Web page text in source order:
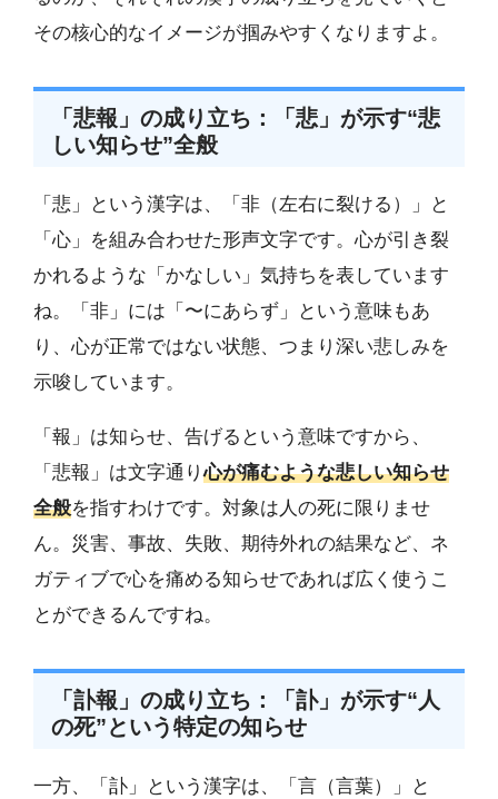
その核心的なイメージが掴みやすくなりますよ。
「悲報」の成り立ち：「悲」が示す“悲
しい知らせ”全般
「悲」という漢字は、「非（左右に裂ける）」と
「心」を組み合わせた形声文字です。心が引き裂
かれるような「かなしい」気持ちを表しています
ね。「非」には「〜にあらず」という意味もあ
り、心が正常ではない状態、つまり深い悲しみを
示唆しています。
「報」は知らせ、告げるという意味ですから、
「悲報」は文字通り心が痛むような悲しい知らせ
全般を指すわけです。対象は人の死に限りませ
ん。災害、事故、失敗、期待外れの結果など、ネ
ガティブで心を痛める知らせであれば広く使うこ
とができるんですね。
「訃報」の成り立ち：「訃」が示す“人
の死”という特定の知らせ
一方、「訃」という漢字は、「言（言葉）」と